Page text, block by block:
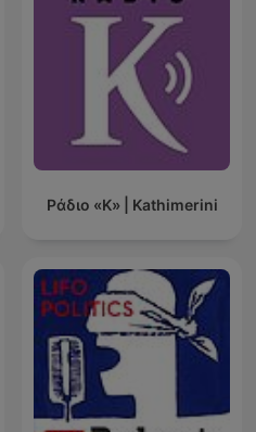
Ράδιο «Κ» | Kathimerini